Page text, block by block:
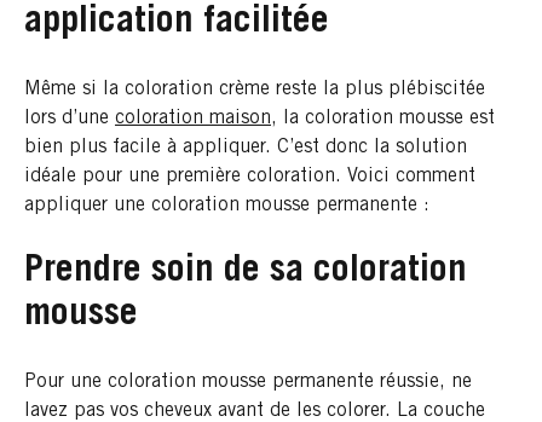
application facilitée
Même si la coloration crème reste la plus plébiscitée
lors d’une coloration maison, la coloration mousse est
bien plus facile à appliquer. C’est donc la solution
idéale pour une première coloration. Voici comment
appliquer une coloration mousse permanente :
Prendre soin de sa coloration
mousse
Pour une coloration mousse permanente réussie, ne
lavez pas vos cheveux avant de les colorer. La couche